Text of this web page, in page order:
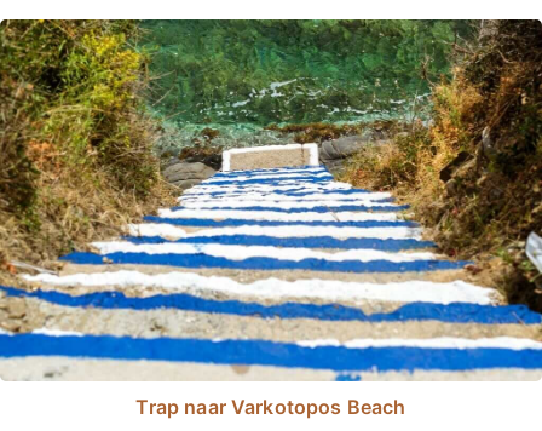
Trap naar Varkotopos Beach